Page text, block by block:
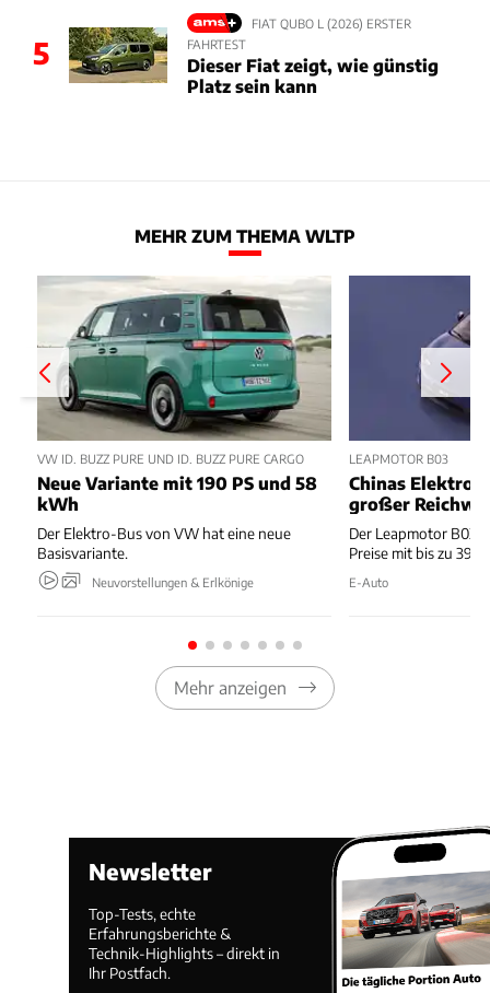
5
FIAT QUBO L (2026) ERSTER
FAHRTEST
Dieser Fiat zeigt, wie günstig
Platz sein kann
MEHR ZUM THEMA WLTP
VW ID. BUZZ PURE UND ID. BUZZ PURE CARGO
Neue Variante mit 190 PS und 58
kWh
Der Elektro-Bus von VW hat eine neue
Basisvariante.
Neuvorstellungen & Erlkönige
LEAPMOTOR B03
Chinas
großer
Der Leapmotor B03
Preise mit bis zu 390
E-Auto
Mehr anzeigen
Newsletter
Top-Tests, echte
Erfahrungsberichte &
Technik-Highlights – direkt in
Ihr Postfach.